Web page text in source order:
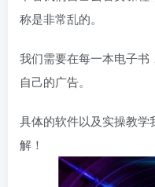
称是非常乱的。
我们需要在每一本电子书
自己的广告。
具体的软件以及实操教
解！